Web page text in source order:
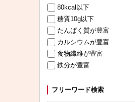
80kcal以下
糖質10g以下
たんぱく質が豊富
カルシウムが豊富
食物繊維が豊富
鉄分が豊富
フリーワード検索